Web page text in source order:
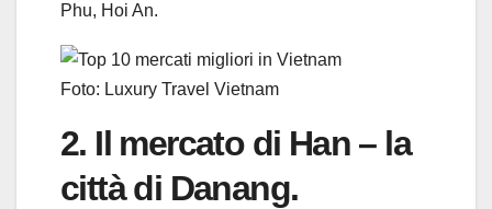
Phu, Hoi An.
Foto: Luxury Travel Vietnam
2. Il mercato di Han – la
città di Danang.